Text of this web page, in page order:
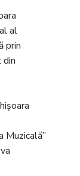
al
prin
din
Muzicală”